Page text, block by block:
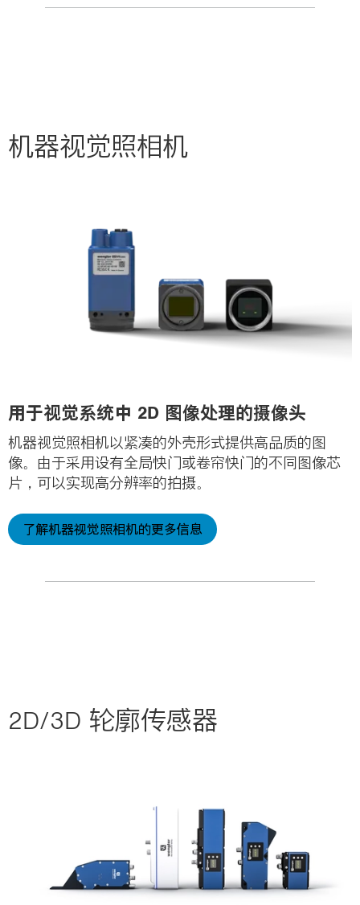
机器视觉照相机
用于视觉系统中 2D 图像处理的摄像头
机器视觉照相机以紧凑的外壳形式提供高品质的图
像。由于采用设有全局快门或卷帘快门的不同图像芯
片，可以实现高分辨率的拍摄。
了解机器视觉照相机的更多信息
2D/3D 轮廓传感器